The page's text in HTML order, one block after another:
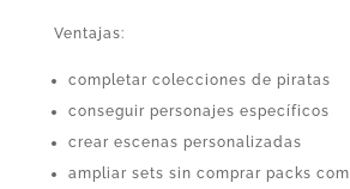
Ventajas:
completar colecciones de piratas
conseguir personajes específicos
crear escenas personalizadas
ampliar sets sin comprar packs